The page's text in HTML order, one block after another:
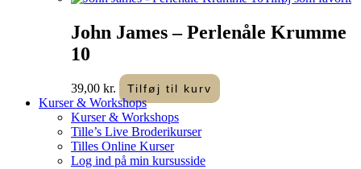
John James – Perlenåle Krumme
10
39,00 kr. Tilføj til kurv
Kurser & Workshops
Kurser & Workshops
Tille’s Live Broderikurser
Tilles Online Kurser
Log ind på min kursusside